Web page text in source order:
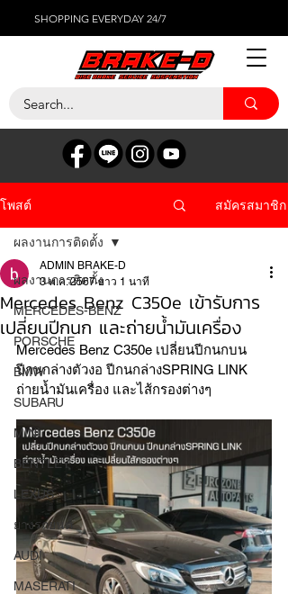
SHOPPING EVERYDAY 24/7
โพสต์ สมัครสมาชิก
ผลงานการติดตั้ง
MERCEDES-BENZ
PORSCHE
BMW
SUBARU
MINI
BENTLEY
LEXUS
ยางรถยนต์
AUDI
MASERATI
ผลงานการติดตั้ง
Mercedes Benz C350e เข้ารับการ
เปลี่ยนปีกนก และถ่ายน้ำมันเครื่อง
ADMIN BRAKE-D
3 พ.ค. 2567 ยาว 1 นาที
Mercedes Benz C350e เปลี่ยนปีกนกบน
ปีกนกล่างตัวงอ ปีกนกล่างSPRING LINK
ถ่ายน้ำมันเครื่อง และไส้กรองต่างๆ